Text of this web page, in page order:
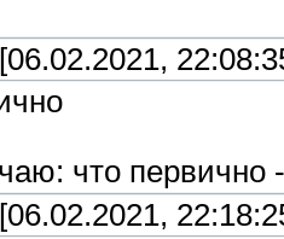
[06.02.2021,
что первично
[06.02.2021,